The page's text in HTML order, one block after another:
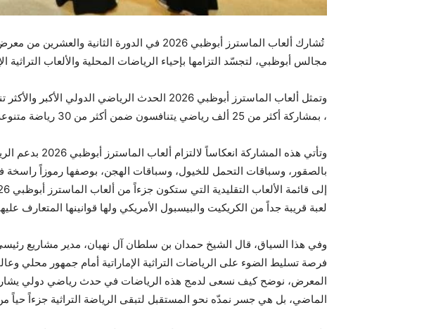
تُشارك ألعاب الماسترز أبوظبي 2026 في
مجالس أبوظبي، لتجسّد التزامها بإحياء الرياضات المحلية والألعاب التراثية
، بمشاركة أكثر من 25 ألف رياضي يتنافسون ضمن أكثر من 30 رياضة متنوعة، من بينها رياضات تراثية تجسد عمق الهوية الوطنية والإرث الثقافي لدولة الإمارات.
وتأتي هذه
بالصقور، وسباقات التحمل للخيول، وسباقات الهجن، بوصفها رموزاً راسخة
لعبة قريبة جداً من الكريكيت والبيسبول الأمريكي ولها قوانينها المتعارف
فرصة تسليط الضوء على الرياضات التراثية الإماراتية أمام جمهور محلي
الماضي، بل هي جسر نمدّه نحو المستقبل لتبقى الرياضة التراثية جزءاً حياً